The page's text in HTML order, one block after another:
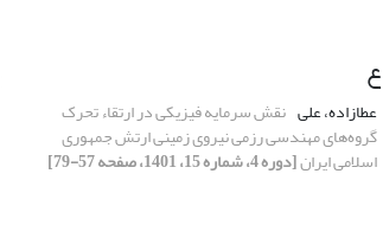
ع
عطازاده، علی نقش سرمایه فیزیکی در ارتقاء تحرک
گروه‌های مهندسی رزمی نیروی زمینی ارتش جمهوری
اسلامی ایران[دوره 4، شماره 15، 1401، صفحه 57-79]